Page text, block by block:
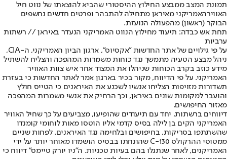
תמונת המצב ממבצע החילוץ ההיסטורי שהביא להוצאתו של נווט חיל
האווירהאמריקני מאיראן מתחילה להתבהר ופרטים חדשים נחשפים
הבוקר (ראשון) מהפעולה הנועזת.
תחת אש כבדה: תיעוד מחילוץ הנווט האמריקני הנעדר באיראן // רשתות
ערביות
על פי גילויים של אתר החדשות "אקסיוס", ארגון הביון האמריקני, ה-CIA,
ניהל מבצע הטעיה מתמשך נגד כוחות משמרות המהפכה והצליח להשתיל
מידע כוזב בקרב הכוחות שניהלו את המצוד אחר איש צוות האוויר
האמריקני. על פי הדיווח, מקור בכיר בארגון אמר לאתר החדשות כי בעזרת
תשדורות מזויפות הצליחו אנשיו לשכנע את האיראנים כי הטייס חולץ
והועבר למקומות שונים באיראן, וכך הרחיק את אנשי משמרות המהפכה
מאזור החיפושים.
דיווחים ברשתות, יחד עם תיעודים שהופיעו, מצביעים על כך שחיל האוויר
האמריקני הקים בן לילה בסיס קדמי אליו הוטסו מאות לוחומי קומנדו
שהשתתפו בסריקות, בחיפושים ובלחימה נגד האיראנים. לפחות שניים
ממטוסי ההרקולס C-130 שהונחתו בבסיס הושמדו מאוחר יותר על ידי
האמריקנים, לאחר שנתגלו בהם בעיות טכניות. ה"ניו יורק טיימס" דיווח כי